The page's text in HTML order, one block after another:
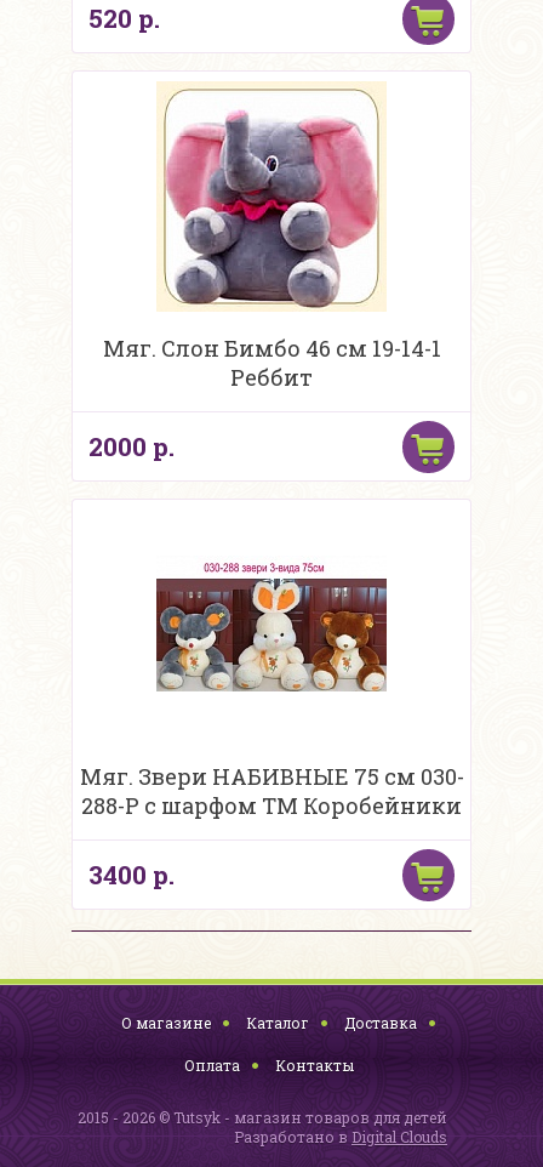
520 р.
Мяг. Слон Бимбо 46 см 19-14-1
Реббит
2000 р.
Мяг. Звери НАБИВНЫЕ 75 см 030-
288-P с шарфом ТМ Коробейники
3400 р.
О магазине Каталог Доставка
Оплата Контакты
2015 - 2026 © Tutsyk - магазин товаров для детей
Разработано в Digital Clouds